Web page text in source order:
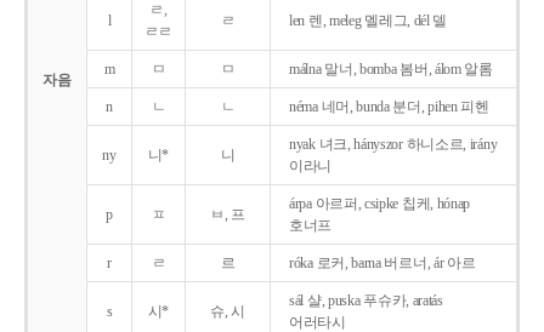
자음
l
ㄹ,
ㄹㄹ
ㄹ len 렌, meleg 멜레그, dél 델
m ㅁ ㅁ málna 말너, bomba 봄버, álom 알롬
n ㄴ ㄴ néma 네머, bunda 분더, pihen 피헨
ny 니* 니
nyak 녀크, hányszor 하니소르, irány
이라니
p ㅍ ㅂ, 프
árpa 아르퍼, csipke 칩케, hónap
호너프
r ㄹ 르 róka 로커, barna 버르너, ár 아르
s 시* 슈, 시
sál 샬, puska 푸슈카, aratás
어러타시